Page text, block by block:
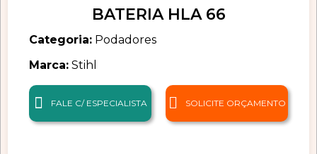
BATERIA HLA 66
Categoria: Podadores
Marca: Stihl
FALE C/ ESPECIALISTA SOLICITE ORÇAMENTO